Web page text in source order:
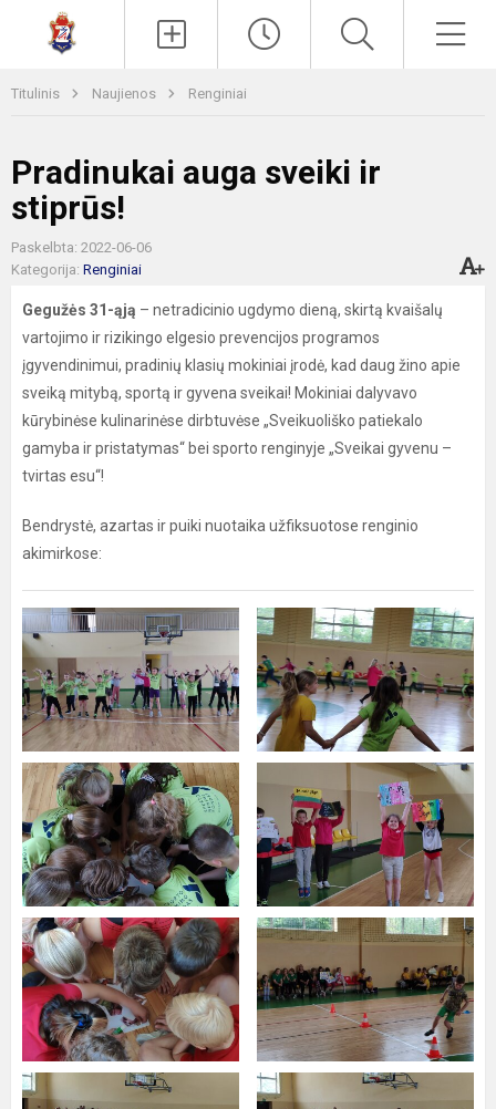
Titulinis Naujienos Renginiai
Pradinukai auga sveiki ir
stiprūs!
Paskelbta: 2022-06-06
Kategorija: Renginiai
Gegužės 31-ąją – netradicinio ugdymo dieną, skirtą kvaišalų
vartojimo ir rizikingo elgesio prevencijos programos
įgyvendinimui, pradinių klasių mokiniai įrodė, kad daug žino apie
sveiką mitybą, sportą ir gyvena sveikai! Mokiniai dalyvavo
kūrybinėse kulinarinėse dirbtuvėse „Sveikuoliško patiekalo
gamyba ir pristatymas“ bei sporto renginyje „Sveikai gyvenu –
tvirtas esu“!
Bendrystė, azartas ir puiki nuotaika užfiksuotose renginio
akimirkose: